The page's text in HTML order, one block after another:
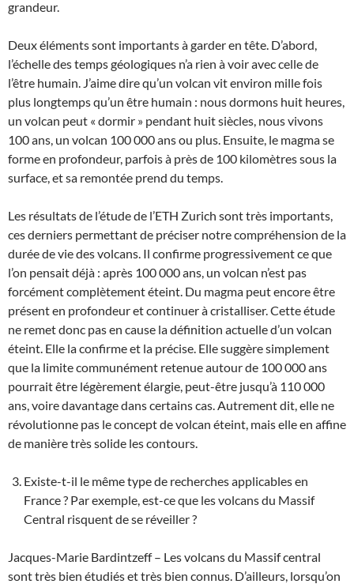
grandeur.
Deux éléments sont importants à garder en tête. D’abord,
l’échelle des temps géologiques n’a rien à voir avec celle de
l’être humain. J’aime dire qu’un volcan vit environ mille fois
plus longtemps qu’un être humain : nous dormons huit heures,
un volcan peut « dormir » pendant huit siècles, nous vivons
100 ans, un volcan 100 000 ans ou plus. Ensuite, le magma se
forme en profondeur, parfois à près de 100 kilomètres sous la
surface, et sa remontée prend du temps.
Les résultats de l’étude de l’ETH Zurich sont très importants,
ces derniers permettant de préciser notre compréhension de la
durée de vie des volcans. Il confirme progressivement ce que
l’on pensait déjà : après 100 000 ans, un volcan n’est pas
forcément complètement éteint. Du magma peut encore être
présent en profondeur et continuer à cristalliser. Cette étude
ne remet donc pas en cause la définition actuelle d’un volcan
éteint. Elle la confirme et la précise. Elle suggère simplement
que la limite communément retenue autour de 100 000 ans
pourrait être légèrement élargie, peut-être jusqu’à 110 000
ans, voire davantage dans certains cas. Autrement dit, elle ne
révolutionne pas le concept de volcan éteint, mais elle en affine
de manière très solide les contours.
Existe-t-il le même type de recherches applicables en
France ? Par exemple, est-ce que les volcans du Massif
Central risquent de se réveiller ?
Jacques-Marie Bardintzeff – Les volcans du Massif central
sont très bien étudiés et très bien connus. D’ailleurs, lorsqu’on